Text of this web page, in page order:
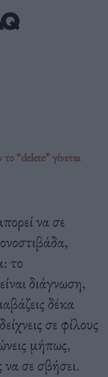
“delete” γίνεται
να σε
το
διάγνωση,
δέκα
σε φίλους
μήπως,
να σε σβήσει.